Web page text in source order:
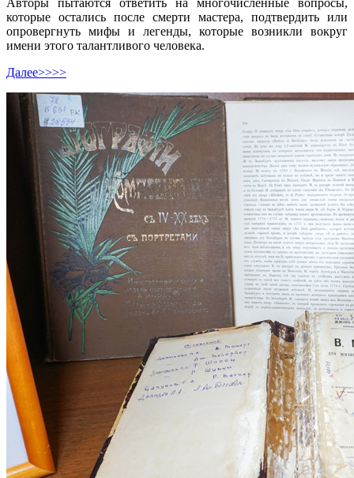
которые остались после смерти мастера, подтвердить или
опровергнуть мифы и легенды, которые возникли вокруг
имени этого талантливого человека.
Далее>>>>